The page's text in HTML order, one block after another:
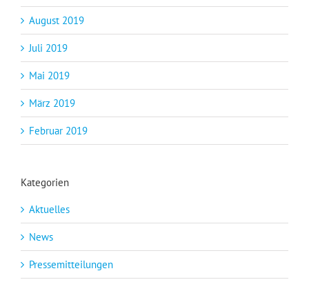
August 2019
Juli 2019
Mai 2019
März 2019
Februar 2019
Kategorien
Aktuelles
News
Pressemitteilungen